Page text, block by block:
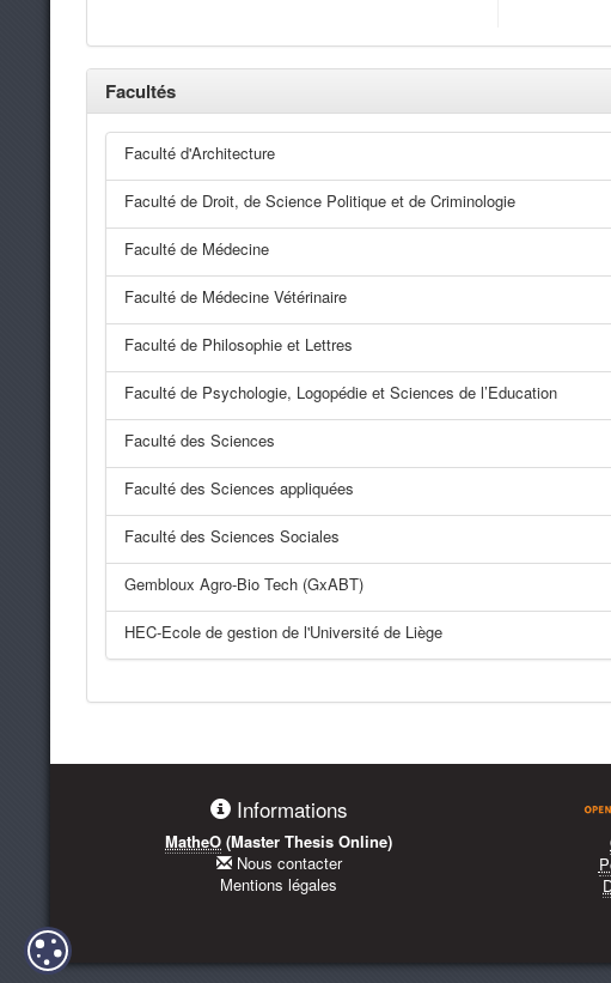
Facultés
Faculté d'Architecture
Faculté de Droit, de Science Politique et de Criminologie
Faculté de Médecine
Faculté de Médecine Vétérinaire
Faculté de Philosophie et Lettres
Faculté de Psychologie, Logopédie et Sciences de l’Education
Faculté des Sciences
Faculté des Sciences appliquées
Faculté des Sciences Sociales
Gembloux Agro-Bio Tech (GxABT)
HEC-Ecole de gestion de l'Université de Liège
Informations
MatheO (Master Thesis Online)
Nous contacter
Mentions légales